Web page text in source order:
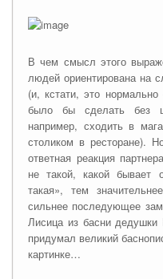
В чем смысл этого
людей ориентирована на
(и, кстати, это
было бы сделать без
например, сходить в
столиком в ресторане).
ответная реакция
не такой, какой
такая», тем
сильнее последующее
Лисица из басни
придумал великий
картинке…